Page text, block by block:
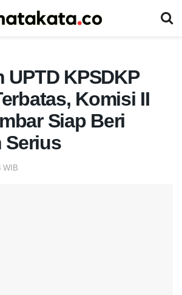
UPTD KPSDKP
Komisi II
Siap Beri
Serius
WIB